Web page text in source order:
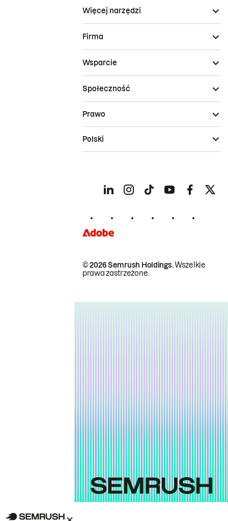
Więcej narzędzi
Firma
Wsparcie
Społeczność
© 2026 Semrush Holdings.Wszelkie
prawa zastrzeżone.
Prawo
Polski